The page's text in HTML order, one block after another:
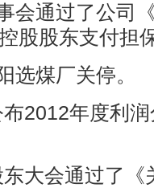
会通过了公司
股股东支付担
选煤厂关停。
2012年度利
大会通过了《